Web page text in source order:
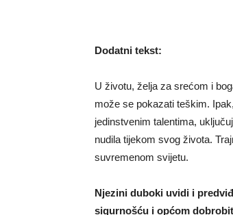
Dodatni tekst:
U životu, želja za srećom i
može se pokazati teškim.
jedinstvenim talentima,
nudila tijekom svog života.
suvremenom svijetu.
Njezini duboki uvidi i
sigurnošću i općom